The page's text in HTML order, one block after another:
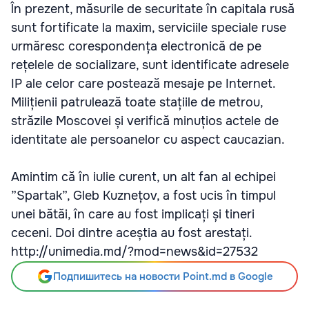
În prezent, măsurile de securitate în capitala rusă
sunt fortificate la maxim, serviciile speciale ruse
urmăresc corespondența electronică de pe
rețelele de socializare, sunt identificate adresele
IP ale celor care postează mesaje pe Internet.
Milițienii patrulează toate stațiile de metrou,
străzile Moscovei și verifică minuțios actele de
identitate ale persoanelor cu aspect caucazian.
Amintim că în iulie curent, un alt fan al echipei
”Spartak”, Gleb Kuznețov, a fost ucis în timpul
unei bătăi, în care au fost implicați și tineri
ceceni. Doi dintre aceștia au fost arestați.
http://unimedia.md/?mod=news&id=27532
Подпишитесь на новости Point.md в Google